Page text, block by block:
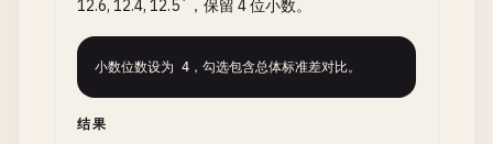
12.6, 12.4, 12.5`，保留 4 位小数。
小数位数设为 4，勾选包含总体标准差对比。
结果